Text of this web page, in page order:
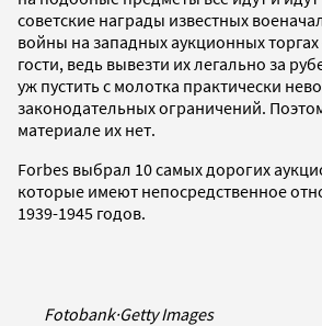
советские награды известных
войны на западных аукционных
гости, ведь вывезти их легально за
уж пустить с молотка практически
законодательных ограничений.
материале их нет.
Forbes выбрал 10 самых дорогих
которые имеют непосредственное
1939-1945 годов.
Fotobank·Getty Images